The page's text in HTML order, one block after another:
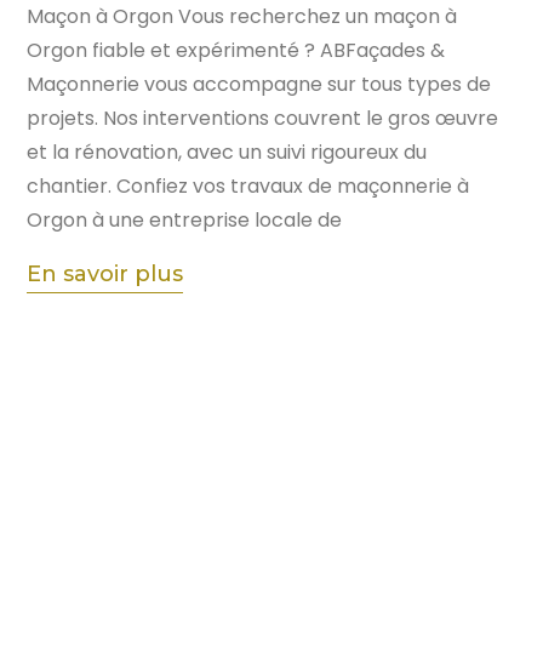
Maçon à Orgon Vous recherchez un maçon à
Orgon fiable et expérimenté ? ABFaçades &
Maçonnerie vous accompagne sur tous types de
projets. Nos interventions couvrent le gros œuvre
et la rénovation, avec un suivi rigoureux du
chantier. Confiez vos travaux de maçonnerie à
Orgon à une entreprise locale de
En savoir plus